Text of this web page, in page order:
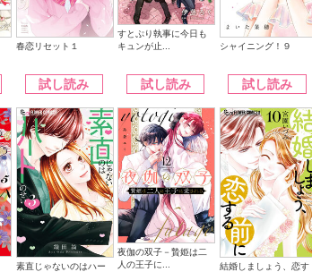
春恋リセット１
試し読み
すとぷり執事に今日も
キュンが止...
試し読み
シャイニング！９
試し読み
素直じゃないのはハー
夜伽の双子－贄姫は二
人の王子に...
結婚しましょう、恋す